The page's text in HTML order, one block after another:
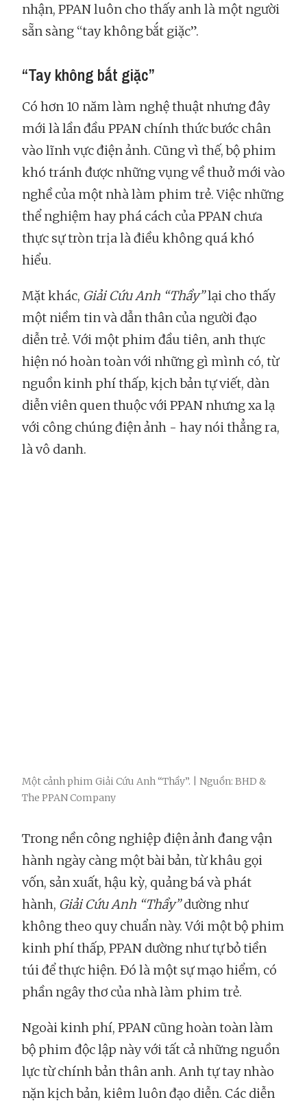
nhận, PPAN luôn cho thấy anh là một người
sẵn sàng “tay không bắt giặc”.
“Tay không bắt giặc”
Có hơn 10 năm làm nghệ thuật nhưng đây
mới là lần đầu PPAN chính thức bước chân
vào lĩnh vực điện ảnh. Cũng vì thế, bộ phim
khó tránh được những vụng về thuở mới vào
nghề của một nhà làm phim trẻ. Việc những
thể nghiệm hay phá cách của PPAN chưa
thực sự tròn trịa là điều không quá khó
hiểu.
Mặt khác, Giải Cứu Anh “Thầy”lại cho thấy
một niềm tin và dẫn thân của người đạo
diễn trẻ. Với một phim đầu tiên, anh thực
hiện nó hoàn toàn với những gì mình có, từ
nguồn kinh phí thấp, kịch bản tự viết, dàn
diễn viên quen thuộc với PPAN nhưng xa lạ
với công chúng điện ảnh - hay nói thẳng ra,
là vô danh.
Một cảnh phim Giải Cứu Anh “Thầy”. | Nguồn: BHD &
The PPAN Company
Trong nền công nghiệp điện ảnh đang vận
hành ngày càng một bài bản, từ khâu gọi
vốn, sản xuất, hậu kỳ, quảng bá và phát
hành, Giải Cứu Anh “Thầy”dường như
không theo quy chuẩn này. Với một bộ phim
kinh phí thấp, PPAN dường như tự bỏ tiền
túi để thực hiện. Đó là một sự mạo hiểm, có
phần ngây thơ của nhà làm phim trẻ.
Ngoài kinh phí, PPAN cũng hoàn toàn làm
bộ phim độc lập này với tất cả những nguồn
lực từ chính bản thân anh. Anh tự tay nhào
nặn kịch bản, kiêm luôn đạo diễn. Các diễn